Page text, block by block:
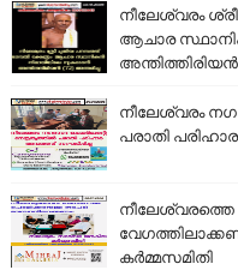
നീലേശ്വരം
ആചാര
അന്തിത്തിരിയൻ
നീലേശ്വരം
പരാതി
നീലേശ്വരത്തെ
കർമ്മസമിതി